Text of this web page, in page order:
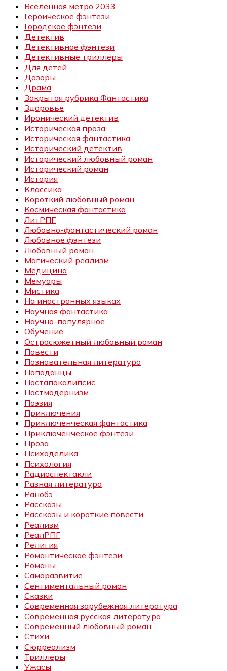
Вселенная метро 2033
Героическое фэнтези
Городское фэнтези
Детектив
Детективное фэнтези
Детективные триллеры
Для детей
Дозоры
Драма
Закрытая рубрика Фантастика
Здоровье
Иронический детектив
Историческая проза
Историческая фантастика
Исторический детектив
Исторический любовный роман
Исторический роман
История
Классика
Короткий любовный роман
Космическая фантастика
ЛитРПГ
Любовно-фантастический роман
Любовное фэнтези
Любовный роман
Магический реализм
Медицина
Мемуары
Мистика
На иностранных языках
Научная фантастика
Научно-популярное
Обучение
Остросюжетный любовный роман
Повести
Познавательная литература
Попаданцы
Постапокалипсис
Постмодернизм
Поэзия
Приключения
Приключенческая фантастика
Приключенческое фэнтези
Проза
Психоделика
Психология
Радиоспектакли
Разная литература
Ранобэ
Рассказы
Рассказы и короткие повести
Реализм
РеалРПГ
Религия
Романтическое фэнтези
Романы
Саморазвитие
Сентиментальный роман
Сказки
Современная зарубежная литература
Современная русская литература
Современный любовный роман
Стихи
Сюрреализм
Триллеры
Ужасы